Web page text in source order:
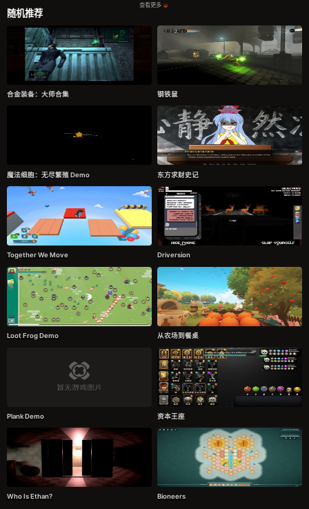
查看更多
随机推荐
合金装备：大师合集 钢铁鼠
魔法细胞：无尽繁殖 Demo 东方求财史记
Together We Move Driversion
Loot Frog Demo 从农场到餐桌
Plank Demo 资本王座
Who Is Ethan? Bioneers